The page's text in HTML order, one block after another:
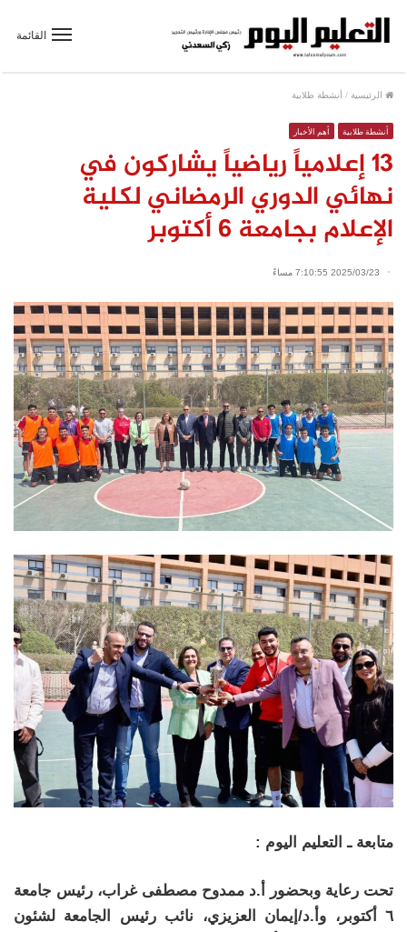
القائمة
الرئيسية / أنشطة طلابية
أنشطة طلابية أهم الأخبار
١٣ إعلامياً رياضياً يشاركون في
نهائي الدوري الرمضاني لكلية
الإعلام بجامعة ٦ أكتوبر
2025/03/23 7:10:55 مساءً
متابعة ـ التعليم اليوم :
تحت رعاية وبحضور أ.د ممدوح مصطفى غراب، رئيس جامعة
٦ أكتوبر، وأ.د/إيمان العزيزي، نائب رئيس الجامعة لشئون